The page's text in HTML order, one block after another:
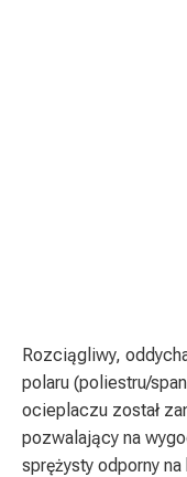
Rozciągliwy,
polaru (poliestru/
ocieplaczu został
pozwalający na
sprężysty odporny